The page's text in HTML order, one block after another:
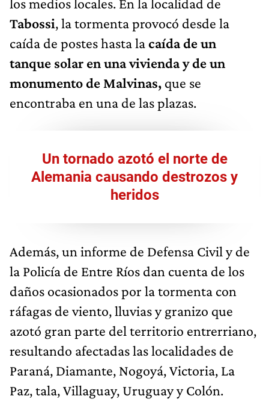
Tabossi, la tormenta provocó desde la
caída de postes hasta lacaída de un
tanque solar en una vivienda y de un
monumento de Malvinas, que se
encontraba en una de las plazas.
Un tornado azotó el norte de
Alemania causando destrozos y
heridos
Además, un informe de Defensa Civil y de
la Policía de Entre Ríos dan cuenta de los
daños ocasionados por la tormenta con
ráfagas de viento, lluvias y granizo que
azotó gran parte del territorio entrerriano,
resultando afectadas las localidades de
Paraná, Diamante, Nogoyá, Victoria, La
Paz, tala, Villaguay, Uruguay y Colón.